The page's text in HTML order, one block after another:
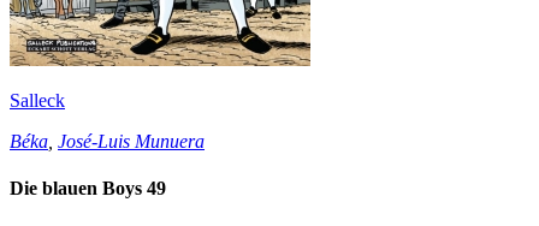
Salleck
Béka José-Luis Munuera
Die blauen Boys 49